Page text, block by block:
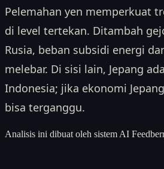
Pelemahan yen memperkuat
di level tertekan. Ditambah
Rusia, beban subsidi energi
melebar. Di sisi lain, Jepang
Indonesia; jika ekonomi
bisa terganggu.
Analisis ini dibuat oleh sistem AI